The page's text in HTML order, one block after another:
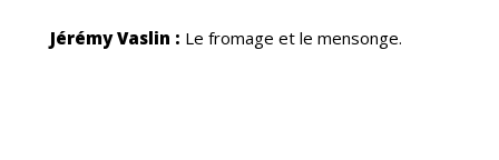
Jérémy Vaslin : Le fromage et le mensonge.